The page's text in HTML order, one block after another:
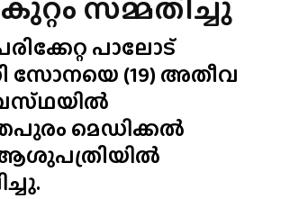
പാലോട്
സോനയെ (19) അതീവ
മെഡിക്കൽ